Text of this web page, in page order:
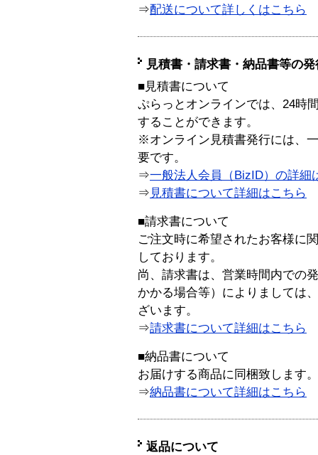
⇒配送について詳しくはこちら
見積書・請求書・納品書等の
■見積書について
ぷらっとオンラインでは、24時
することができます。
※オンライン見積書発行には、
要です。
⇒一般法人会員（BizID）の詳細
⇒ 見積書について詳細はこちら
■請求書について
ご注文時に希望されたお客様に
しております。
尚、請求書は、営業時間内での
かかる場合等）によりましては
ざいます。
⇒請求書について詳細はこちら
■納品書について
お届けする商品に同梱致します。
⇒納品書について詳細はこちら
返品について